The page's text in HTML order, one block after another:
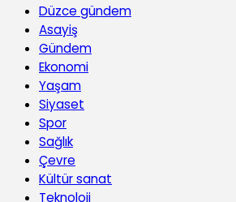
Düzce gündem
Asayiş
Gündem
Ekonomi
Yaşam
Siyaset
Spor
Sağlık
Çevre
Kültür sanat
Teknoloji